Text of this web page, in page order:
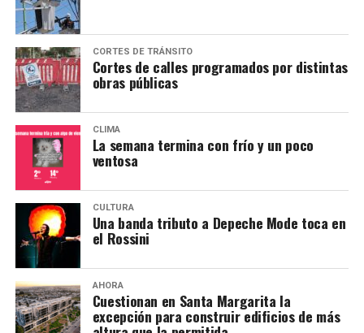
Más de cuatro siglos después de su muerte, San
Cayetano continúa siendo un símbolo de esperanza para
millones de creyentes. Su homenaje trasciende el
aspecto religioso y representa una jornada de fe y
solidaridad, en la que miles de personas renuevan su
confianza en la posibilidad de acceder a un trabajo digno
y mejorar sus condiciones de vida.
CORTES DE TRÁNSITO
Cortes de calles programados por distintas
obras públicas
CLIMA
La semana termina con frío y un poco
ventosa
CULTURA
Una banda tributo a Depeche Mode toca en
el Rossini
AHORA
Cuestionan en Santa Margarita la
excepción para construir edificios de más